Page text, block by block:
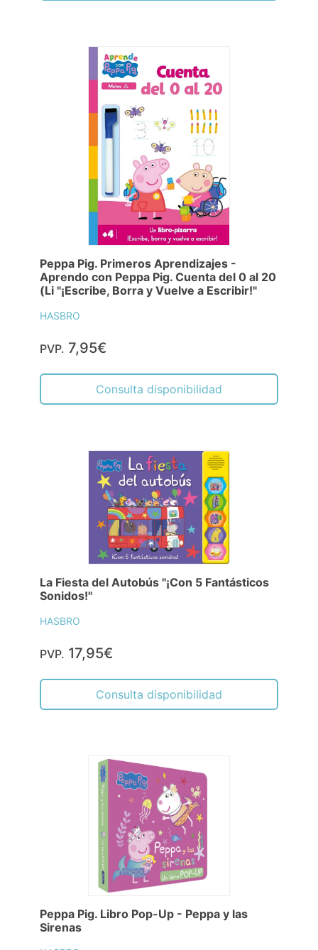
Peppa Pig. Primeros Aprendizajes -
Aprendo con Peppa Pig. Cuenta del 0 al 20
(Li "¡Escribe, Borra y Vuelve a Escribir!"
HASBRO
PVP. 7,95€
Consulta disponibilidad
La Fiesta del Autobús "¡Con 5 Fantásticos
Sonidos!"
HASBRO
PVP. 17,95€
Consulta disponibilidad
Peppa Pig. Libro Pop-Up - Peppa y las
Sirenas